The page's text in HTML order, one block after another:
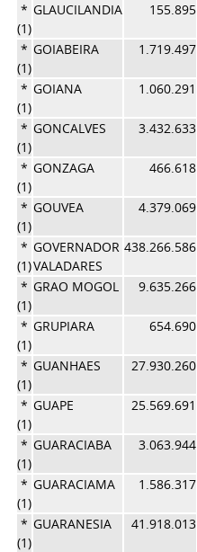
*
(1)
GLAUCILANDIA 155.895
*
(1)
GOIABEIRA 1.719.497
*
(1)
GOIANA 1.060.291
*
(1)
GONCALVES 3.432.633
*
(1)
GONZAGA 466.618
*
(1)
GOUVEA 4.379.069
*
(1)
GOVERNADOR
VALADARES
438.266.586
*
(1)
GRAO MOGOL 9.635.266
*
(1)
GRUPIARA 654.690
*
(1)
GUANHAES 27.930.260
*
(1)
GUAPE 25.569.691
*
(1)
GUARACIABA 3.063.944
*
(1)
GUARACIAMA 1.586.317
*
(1)
GUARANESIA 41.918.013